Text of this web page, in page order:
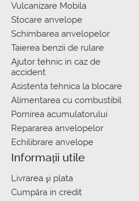
Vulcanizare Mobila
Stocare anvelope
Schimbarea anvelopelor
Taierea benzii de rulare
Ajutor tehnic in caz de
accident
Asistenta tehnica la blocare
Alimentarea cu combustibil
Pornirea acumulatorului
Repararea anvelopelor
Echilibrare anvelope
Informații utile
Livrarea şi plata
Сumpăra in credit